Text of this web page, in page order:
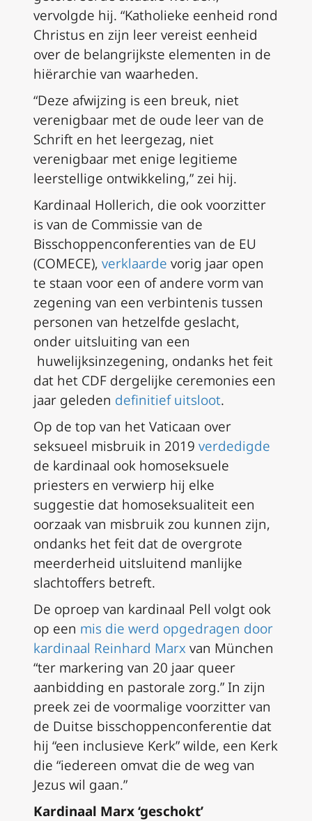
vervolgde hij. “Katholieke eenheid rond
Christus en zijn leer vereist eenheid
over de belangrijkste elementen in de
hiërarchie van waarheden.
“Deze afwijzing is een breuk, niet
verenigbaar met de oude leer van de
Schrift en het leergezag, niet
verenigbaar met enige legitieme
leerstellige ontwikkeling,” zei hij.
Kardinaal Hollerich, die ook voorzitter
is van de Commissie van de
Bisschoppenconferenties van de EU
(COMECE), verklaarde vorig jaar open
te staan voor een of andere vorm van
zegening van een verbintenis tussen
personen van hetzelfde geslacht,
onder uitsluiting van een
huwelijksinzegening, ondanks het feit
dat het CDF dergelijke ceremonies een
jaar geleden definitief uitsloot.
Op de top van het Vaticaan over
seksueel misbruik in 2019 verdedigde
de kardinaal ook homoseksuele
priesters en verwierp hij elke
suggestie dat homoseksualiteit een
oorzaak van misbruik zou kunnen zijn,
ondanks het feit dat de overgrote
meerderheid uitsluitend manlijke
slachtoffers betreft.
De oproep van kardinaal Pell volgt ook
op een mis die werd opgedragen door
kardinaal Reinhard Marxvan München
“ter markering van 20 jaar queer
aanbidding en pastorale zorg.” In zijn
preek zei de voormalige voorzitter van
de Duitse bisschoppenconferentie dat
hij “een inclusieve Kerk” wilde, een Kerk
die “iedereen omvat die de weg van
Jezus wil gaan.”
Kardinaal Marx ‘geschokt’